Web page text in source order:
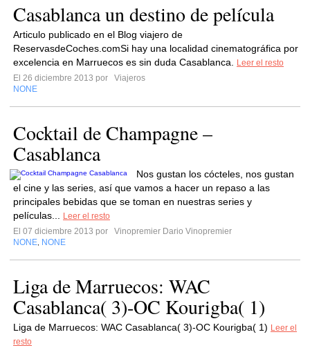
Casablanca un destino de película
Arti­culo publicado en el Blog viajero de
ReservasdeCoches.comSi hay una localidad cinematográfica por
excelencia en Marruecos es sin duda Casablanca.
Leer el resto
El 26 diciembre 2013 por
Viajeros
NONE
Cocktail de Champagne –
Casablanca
Nos gustan los cócteles, nos gustan
el cine y las series, así que vamos a hacer un repaso a las
principales bebidas que se toman en nuestras series y
películas...
Leer el resto
El 07 diciembre 2013 por
Vinopremier Dario Vinopremier
NONE NONE
Liga de Marruecos: WAC
Casablanca( 3)-OC Kourigba( 1)
Liga de Marruecos: WAC Casablanca( 3)-OC Kourigba( 1) Leer el
resto